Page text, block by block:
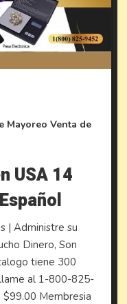
Mayoreo Venta de
USA 14
| Administre su
Dinero, Son
tiene 300
al 1-800-825-
$99.00 Membresia